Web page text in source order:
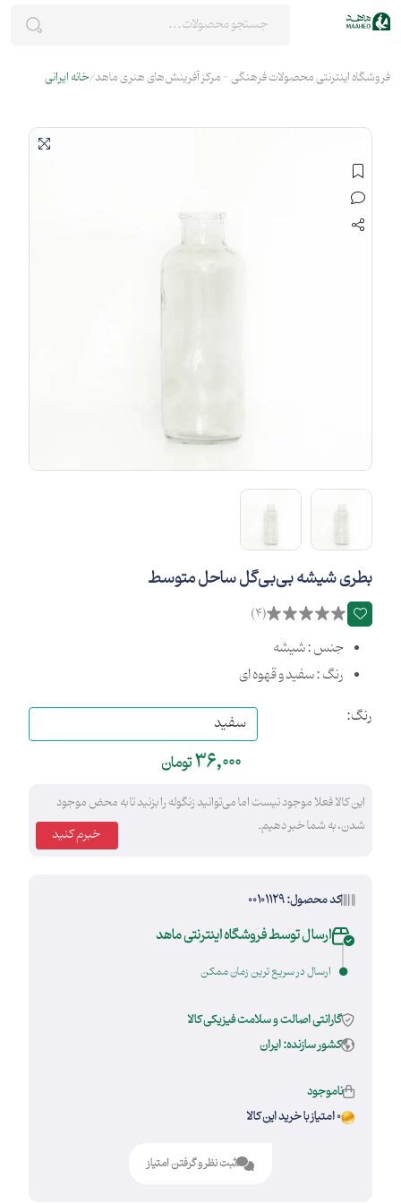
فروشگاه اینترنتی محصولات فرهنگی - مرکز آفرینش‌های هنری ماهد خانه ایرانی
بطری شیشه بی‌بی‌گل ساحل متوسط
(4)
جنس : شیشه
رنگ : سفید و قهوه ای
رنگ:
36,000تومان
این کالا فعلا موجود نیست اما می‌توانید زنگوله را بزنید تا به محض موجود
شدن، به شما خبر دهیم.
کد محصول: 00101129
ارسال توسط فروشگاه اینترنتی ماهد
ارسال در سریع ترین زمان ممکن
گارانتی اصالت و سلامت فیزیکی کالا
کشور سازنده: ایران
ناموجود
0 امتیاز با خرید این کالا
ثبت نظر و گرفتن امتیاز